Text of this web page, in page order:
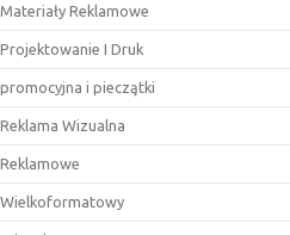
Materiały Reklamowe
Projektowanie I Druk
promocyjna i pieczątki
Reklama Wizualna
Reklamowe
Wielkoformatowy